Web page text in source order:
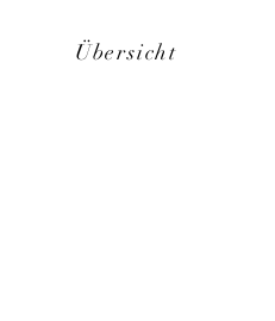
Übersicht